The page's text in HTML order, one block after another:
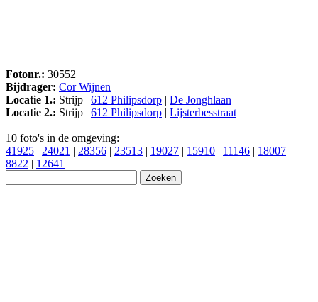
Fotonr.: 30552
Bijdrager: Cor Wijnen
Locatie 1.: Strijp | 612 Philipsdorp | De Jonghlaan
Locatie 2.: Strijp | 612 Philipsdorp | Lijsterbesstraat
10 foto's in de omgeving:
41925 | 24021 | 28356 | 23513 | 19027 | 15910 | 11146 | 18007 |
8822 | 12641